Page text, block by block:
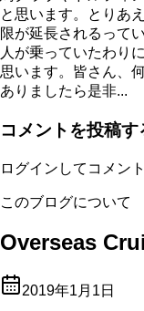
と思います。とりあ
限が延長されるって
人が乗っていたわり
思います。皆さん、
ありましたら是非...
コメントを投稿す
ログインしてコメン
このブログについて
Overseas
2019年1月1日